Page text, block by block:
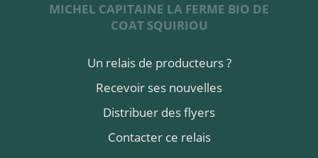
MICHEL CAPITAINE LA FERME BIO DE
COAT SQUIRIOU
Un relais de producteurs ?
Recevoir ses nouvelles
Distribuer des flyers
Contacter ce relais